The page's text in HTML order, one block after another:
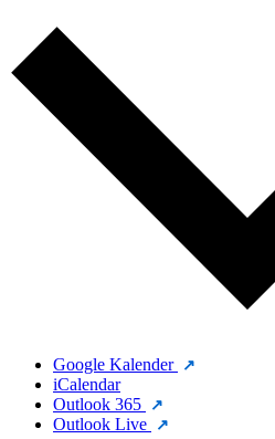
Google Kalender
iCalendar
Outlook 365
Outlook Live